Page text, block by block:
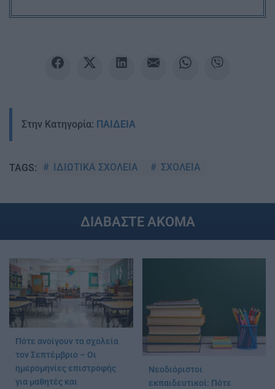
Στην Κατηγορία: ΠΑΙΔΕΙΑ
TAGS: ΙΔΙΩΤΙΚΑ ΣΧΟΛΕΙΑ ΣΧΟΛΕΙΑ
ΔΙΑΒΑΣΤΕ ΑΚΟΜΑ
Πότε ανοίγουν τα σχολεία
τον Σεπτέμβριο – Οι
ημερομηνίες επιστροφής
για μαθητές και
Νεοδιόριστοι
εκπαιδευτικοί: Πότε